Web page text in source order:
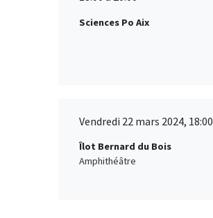
Sciences Po Aix
Vendredi 22 mars 2024, 18:00
Îlot Bernard du Bois
Amphithéâtre